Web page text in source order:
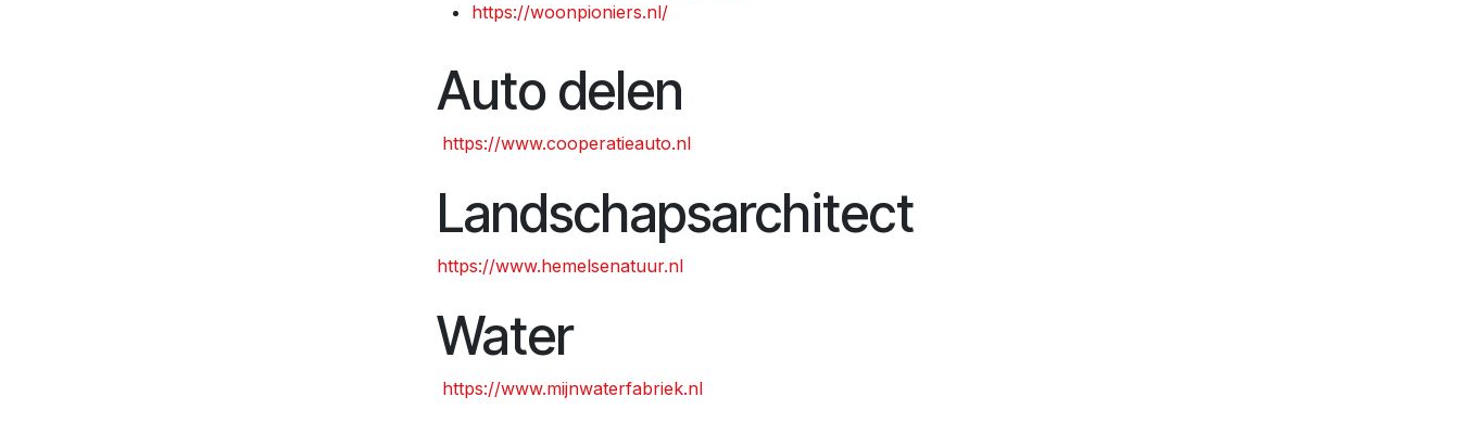
https://woonpioniers.nl/
Auto delen
https://www.cooperatieauto.nl
Landschapsarchitect
https://www.hemelsenatuur.nl
Water
https://www.mijnwaterfabriek.nl